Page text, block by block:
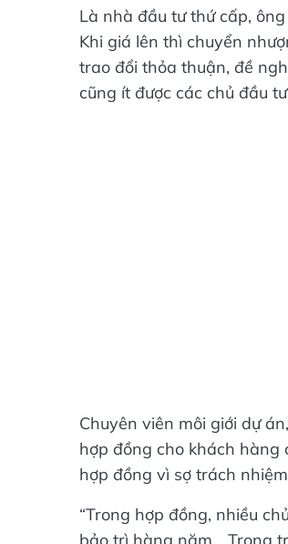
Là nhà đầu tư thứ cấp,
Khi giá lên thì chuyển
trao đổi thỏa thuận, đề
cũng ít được các chủ đầu
Chuyên viên môi giới dự
hợp đồng cho khách
hợp đồng vì sợ trách
“Trong hợp đồng, nhiều